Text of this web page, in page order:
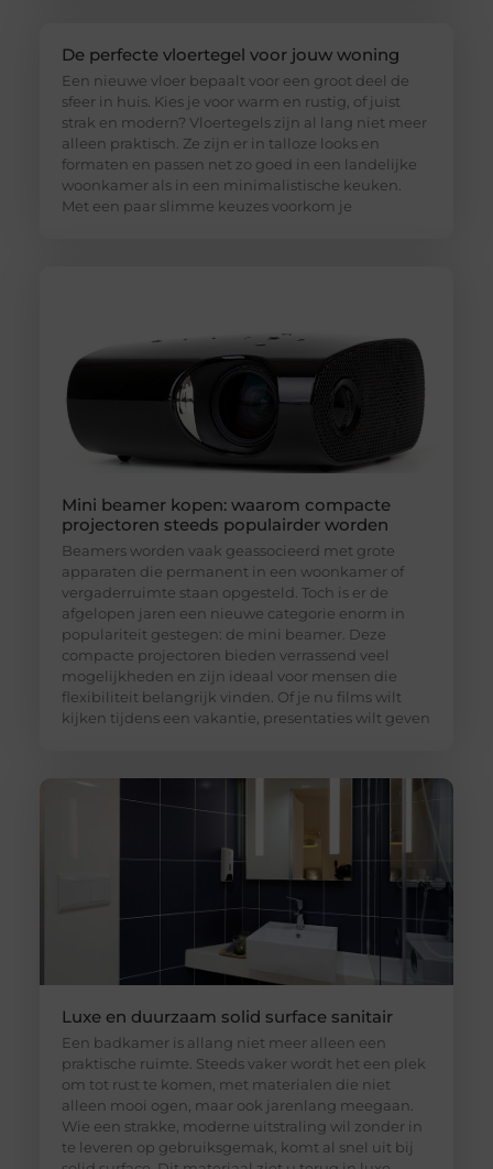
De perfecte vloertegel voor jouw woning
Een nieuwe vloer bepaalt voor een groot deel de
sfeer in huis. Kies je voor warm en rustig, of juist
strak en modern? Vloertegels zijn al lang niet meer
alleen praktisch. Ze zijn er in talloze looks en
formaten en passen net zo goed in een landelijke
woonkamer als in een minimalistische keuken.
Met een paar slimme keuzes voorkom je
Mini beamer kopen: waarom compacte
projectoren steeds populairder worden
Beamers worden vaak geassocieerd met grote
apparaten die permanent in een woonkamer of
vergaderruimte staan opgesteld. Toch is er de
afgelopen jaren een nieuwe categorie enorm in
populariteit gestegen: de mini beamer. Deze
compacte projectoren bieden verrassend veel
mogelijkheden en zijn ideaal voor mensen die
flexibiliteit belangrijk vinden. Of je nu films wilt
kijken tijdens een vakantie, presentaties wilt geven
Luxe en duurzaam solid surface sanitair
Een badkamer is allang niet meer alleen een
praktische ruimte. Steeds vaker wordt het een plek
om tot rust te komen, met materialen die niet
alleen mooi ogen, maar ook jarenlang meegaan.
Wie een strakke, moderne uitstraling wil zonder in
te leveren op gebruiksgemak, komt al snel uit bij